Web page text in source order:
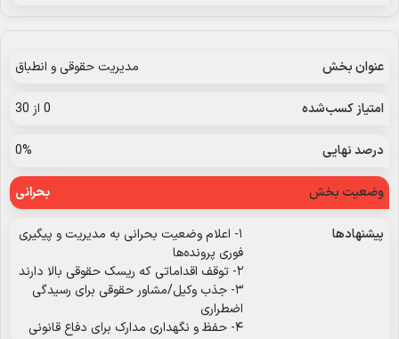
مدیریت حقوقی و انطباق
0 از 30
0%
بحرانی
۱- اعلام وضعیت بحرانی به مدیریت و پیگیری
فوری پرونده‌ها
۲- توقف اقداماتی که ریسک حقوقی بالا دارند
۳- جذب وکیل/مشاور حقوقی برای رسیدگی
اضطراری
۴- حفظ و نگهداری مدارک برای دفاع قانونی